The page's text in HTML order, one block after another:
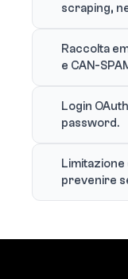
scraping,
Raccolta
e CAN-
Login
password.
prevenire